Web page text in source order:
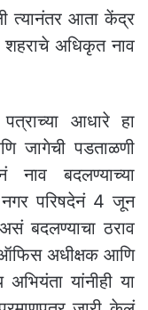
त्यानंतर आता केंद्र
शहराचे अधिकृत नाव
आधारे हा
जागेची पडताळणी
नाव बदलण्याच्या
नगर परिषदेनं 4 जून
बदलण्याचा ठराव
ऑफिस अधीक्षक आणि
यांनीही या